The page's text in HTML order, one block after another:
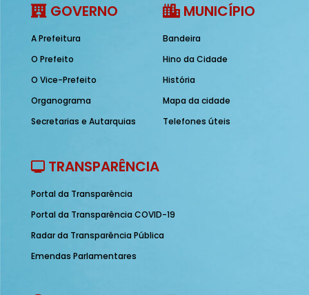
GOVERNO
A Prefeitura
O Prefeito
O Vice-Prefeito
Organograma
Secretarias e Autarquias
MUNICÍPIO
Bandeira
Hino da Cidade
História
Mapa da cidade
Telefones úteis
TRANSPARÊNCIA
Portal da Transparência
Portal da Transparência COVID-19
Radar da Transparência Pública
Emendas Parlamentares